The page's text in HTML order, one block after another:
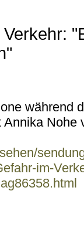
während
Nohe
im-